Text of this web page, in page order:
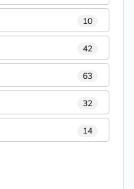
10
42
63
32
14